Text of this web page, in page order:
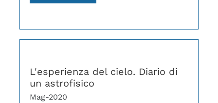
L'esperienza del cielo. Diario di
un astrofisico
Mag-2020